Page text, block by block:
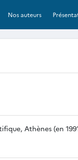
Nos auteurs
Athènes (en